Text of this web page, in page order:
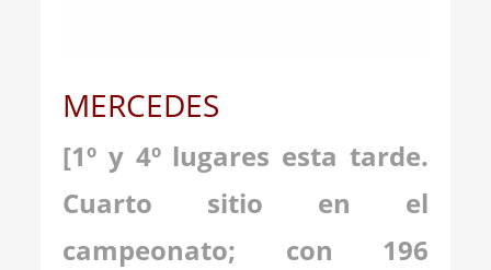
MERCEDES
[1º y 4º lugares esta tarde.
Cuarto sitio en el
campeonato; con 196